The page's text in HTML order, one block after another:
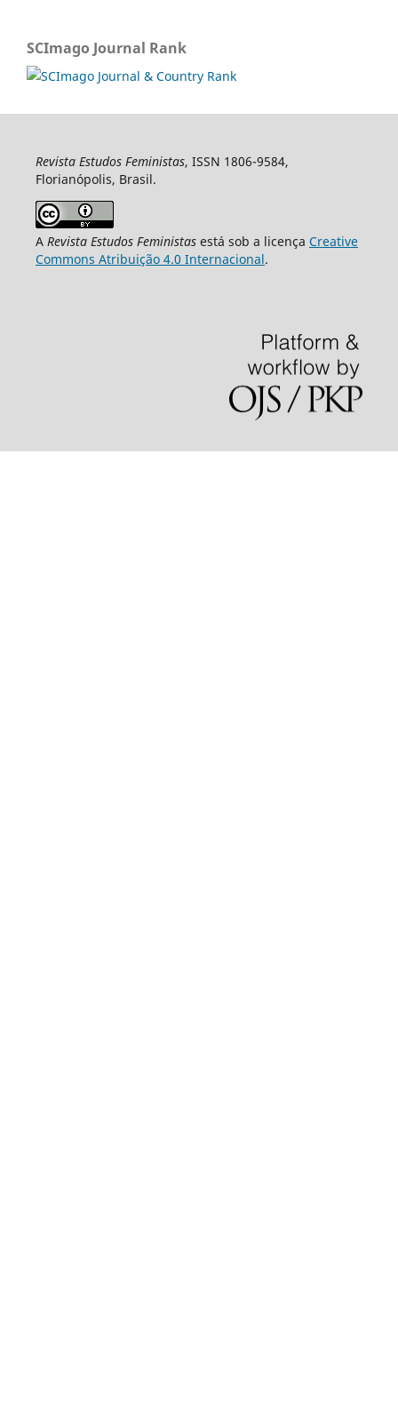
SCImago Journal Rank
Revista Estudos Feministas, ISSN 1806-9584,
Florianópolis, Brasil.
A Revista Estudos Feministasestá sob a licença Creative
Commons Atribuição 4.0 Internacional.